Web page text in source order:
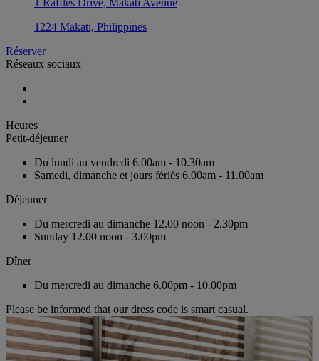
1224 Makati, Philippines
Réserver
Réseaux sociaux
Heures
Petit-déjeuner
Du lundi au vendredi 6.00am - 10.30am
Samedi, dimanche et jours fériés 6.00am - 11.00am
Déjeuner
Du mercredi au dimanche 12.00 noon - 2.30pm
Sunday 12.00 noon - 3.00pm
Dîner
Du mercredi au dimanche 6.00pm - 10.00pm
Please be informed that our dress code is smart casual.